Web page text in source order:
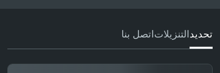
تحديدالتنزيلاتاتصل بنا